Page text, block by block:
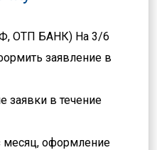
ОТП БАНК) На 3/6
заявление в
заявки в течение
месяц, оформление